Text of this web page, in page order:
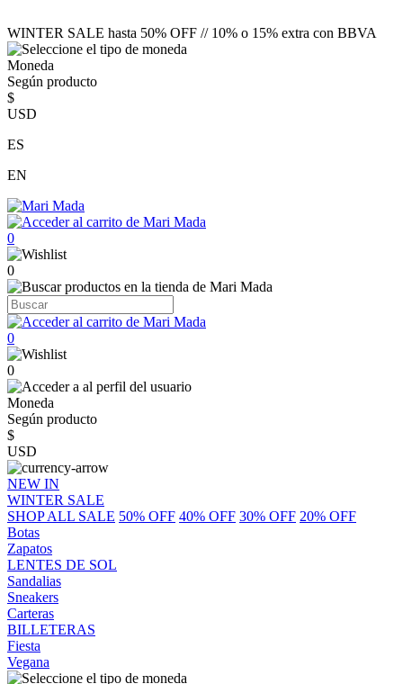
WINTER SALE hasta 50% OFF // 10% o 15% extra con BBVA
Moneda
Según producto
$
USD
ES
EN
0
0
0
0
Moneda
Según producto
$
USD
NEW IN
WINTER SALE
SHOP ALL SALE 50% OFF 40% OFF 30% OFF 20% OFF
Botas
Zapatos
LENTES DE SOL
Sandalias
Sneakers
Carteras
BILLETERAS
Fiesta
Vegana